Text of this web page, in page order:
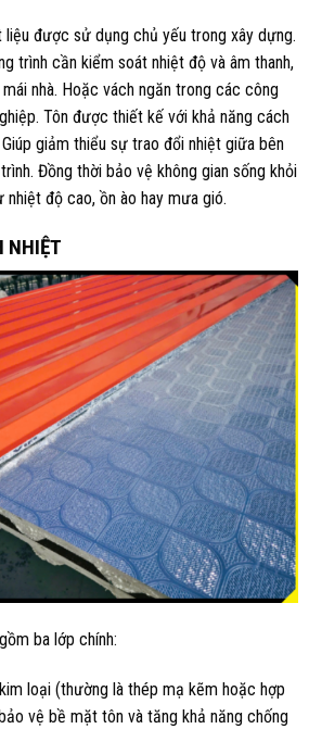
liệu được sử dụng chủ yếu trong xây dựng.
trình cần kiểm soát nhiệt độ và âm thanh,
nhà. Hoặc vách ngăn trong các công
Tôn được thiết kế với khả năng cách
giảm thiểu sự trao đổi nhiệt giữa bên
Đồng thời bảo vệ không gian sống khỏi
độ cao, ồn ào hay mưa gió.
NHIỆT
ba lớp chính:
loại (thường là thép mạ kẽm hoặc hợp
vệ bề mặt tôn và tăng khả năng chống